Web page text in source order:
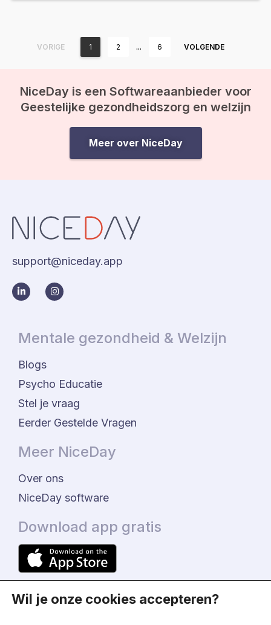
VORIGE 1 2 … 6 VOLGENDE
NiceDay is een Softwareaanbieder voor
Geestelijke gezondheidszorg en welzijn
Meer over NiceDay
support@niceday.app
Mentale gezondheid & Welzijn
Blogs
Psycho Educatie
Stel je vraag
Eerder Gestelde Vragen
Meer NiceDay
Over ons
NiceDay software
Download app gratis
Wil je onze cookies accepteren?